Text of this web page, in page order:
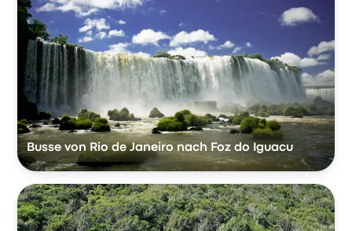
Busse von Rio de Janeiro nach Foz do Iguacu